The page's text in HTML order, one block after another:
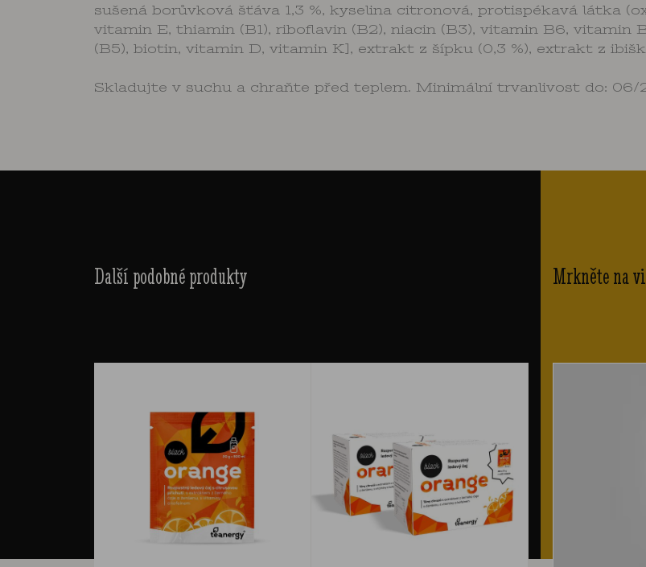
sušená borůvková šťáva 1,3 %, kyselina citronová, protispékavá látka
vitamin E, thiamin (B1), riboflavin (B2), niacin (B3), vitamin B6, vitamin
(B5), biotin, vitamin D, vitamin K], extrakt z šípku (0,3 %), extrakt z
Skladujte v suchu a chraňte před teplem. Minimální trvanlivost do: 06/
Další podobné produkty Mrkněte na